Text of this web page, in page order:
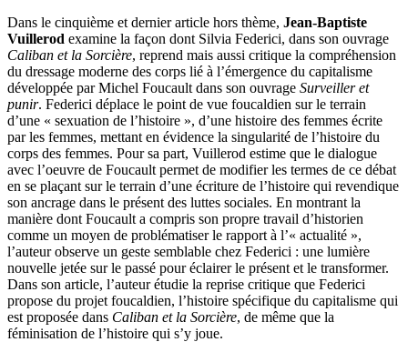
Dans le cinquième et dernier article hors thème, Jean-Baptiste
Vuillerod examine la façon dont Silvia Federici, dans son ouvrage
Caliban et la Sorcière, reprend mais aussi critique la compréhension
du dressage moderne des corps lié à l’émergence du capitalisme
développée par Michel Foucault dans son ouvrage Surveiller et
punir. Federici déplace le point de vue foucaldien sur le terrain
d’une « sexuation de l’histoire », d’une histoire des femmes écrite
par les femmes, mettant en évidence la singularité de l’histoire du
corps des femmes. Pour sa part, Vuillerod estime que le dialogue
avec l’oeuvre de Foucault permet de modifier les termes de ce débat
en se plaçant sur le terrain d’une écriture de l’histoire qui revendique
son ancrage dans le présent des luttes sociales. En montrant la
manière dont Foucault a compris son propre travail d’historien
comme un moyen de problématiser le rapport à l’« actualité »,
l’auteur observe un geste semblable chez Federici : une lumière
nouvelle jetée sur le passé pour éclairer le présent et le transformer.
Dans son article, l’auteur étudie la reprise critique que Federici
propose du projet foucaldien, l’histoire spécifique du capitalisme qui
est proposée dans Caliban et la Sorcière, de même que la
féminisation de l’histoire qui s’y joue.